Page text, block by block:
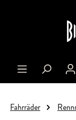
Fahrräder